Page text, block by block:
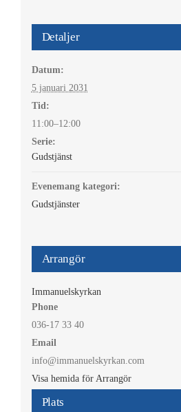
Detaljer
Datum:
5 januari 2031
Tid:
11:00–12:00
Serie:
Gudstjänst
Evenemang kategori:
Gudstjänster
Plats
Arrangör
Immanuelskyrkan
Phone
036-17 33 40
Email
info@immanuelskyrkan.com
Visa hemida för Arrangör